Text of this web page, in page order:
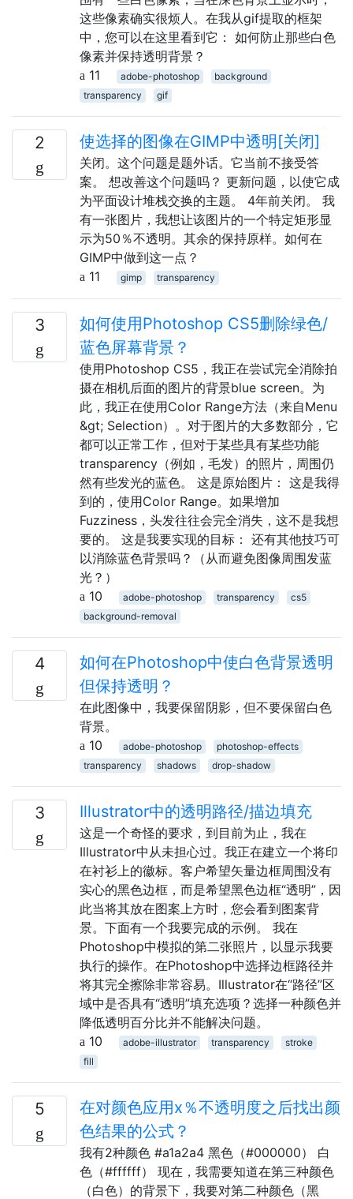
这些像素确实很烦人。在我从gif提取的框架
中，您可以在这里看到它： 如何防止那些白色
像素并保持透明背景？
11
adobe-photoshop
background
transparency
gif
2 使选择的图像在GIMP中透明[关闭]
关闭。这个问题是题外话。它当前不接受答
案。 想改善这个问题吗？ 更新问题，以使它成
为平面设计堆栈交换的主题。 4年前关闭。 我
有一张图片，我想让该图片的一个特定矩形显
示为50％不透明。其余的保持原样。如何在
GIMP中做到这一点？
11
gimp transparency
3
如何使用Photoshop CS5删除绿色/
蓝色屏幕背景？
使用Photoshop CS5，我正在尝试完全消除拍
摄在相机后面的图片的背景blue screen。为
此，我正在使用Color Range方法（来自Menu
&gt; Selection）。对于图片的大多数部分，它
都可以正常工作，但对于某些具有某些功能
transparency（例如，毛发）的照片，周围仍
然有些发光的蓝色。 这是原始图片： 这是我得
到的，使用Color Range。如果增加
Fuzziness，头发往往会完全消失，这不是我想
要的。 这是我要实现的目标： 还有其他技巧可
以消除蓝色背景吗？（从而避免图像周围发蓝
光？）
10
adobe-photoshop transparency
cs5
background-removal
4
如何在Photoshop中使白色背景透明
但保持透明？
在此图像中，我要保留阴影，但不要保留白色
背景。
10
adobe-photoshop
photoshop-effects
transparency
shadows drop-shadow
3 Illustrator中的透明路径/描边填充
这是一个奇怪的要求，到目前为止，我在
Illustrator中从未担心过。我正在建立一个将印
在衬衫上的徽标。客户希望矢量边框周围没有
实心的黑色边框，而是希望黑色边框“透明”，因
此当将其放在图案上方时，您会看到图案背
景。下面有一个我要完成的示例。 我在
Photoshop中模拟的第二张照片，以显示我要
执行的操作。在Photoshop中选择边框路径并
将其完全擦除非常容易。Illustrator在“路径”区
域中是否具有“透明”填充选项？选择一种颜色并
降低透明百分比并不能解决问题。
10
adobe-illustrator transparency
stroke
fill
5
在对颜色应用x％不透明度之后找出颜
色结果的公式？
我有2种颜色 #a1a2a4 黑色（#000000） 白
色（#ffffff） 现在，我需要知道在第三种颜色
（白色）的背景下，我要对第二种颜色（黑